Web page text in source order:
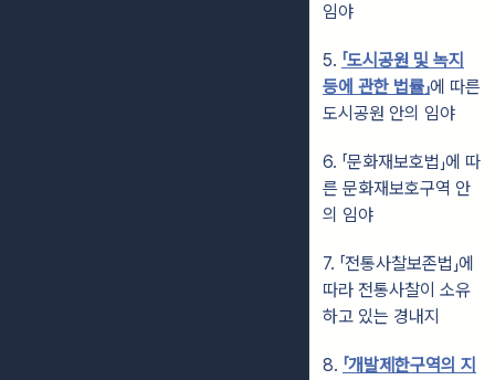
임야
5. 「도시공원 및 녹지
등에 관한 법률」에 따른
도시공원 안의 임야
6. 「문화재보호법」에 따
른 문화재보호구역 안
의 임야
7. 「전통사찰보존법」에
따라 전통사찰이 소유
하고 있는 경내지
8. 「개발제한구역의 지